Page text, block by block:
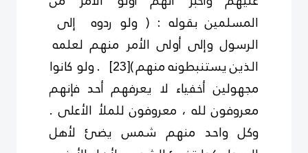
المسلمين بقوله : ( ولو ردوه إلى
الرسول وإلى أولى الأمر منهم لعلمه
الذين يستنبطونه منهم )[23]
. ولو كانوا
مجهولين أخفياء لا يعرفهم أحد فإنهم
معروفون لله ، معروفون للملأ الأعلى .
وكل واحد منهم شمس يضئ لأهل